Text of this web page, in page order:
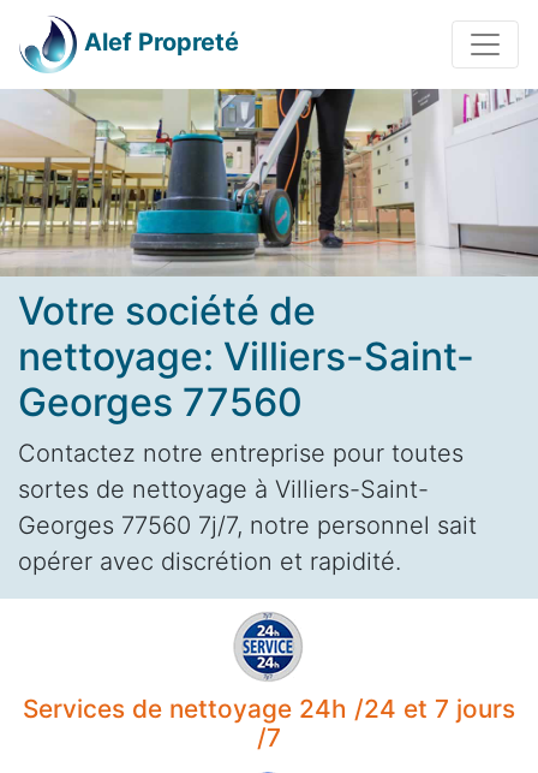
Alef Propreté
Votre société de
nettoyage: Villiers-Saint-
Georges 77560
Contactez notre entreprise pour toutes
sortes de nettoyage à Villiers-Saint-
Georges 77560 7j/7, notre personnel sait
opérer avec discrétion et rapidité.
Services de nettoyage 24h /24 et 7 jours
/7